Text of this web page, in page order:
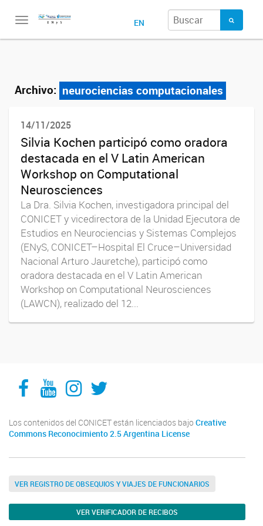
Toggle
EN
Archivo: neurociencias computacionales
14/11/2025
Silvia Kochen participó como oradora
destacada en el V Latin American
Workshop on Computational
Neurosciences
La Dra. Silvia Kochen, investigadora principal del
CONICET y vicedirectora de la Unidad Ejecutora de
Estudios en Neurociencias y Sistemas Complejos
(ENyS, CONICET–Hospital El Cruce–Universidad
Nacional Arturo Jauretche), participó como
oradora destacada en el V Latin American
Workshop on Computational Neurosciences
(LAWCN), realizado del 12...
Facebook
YouTube
Instagram
Twitter
Los contenidos del CONICET están licenciados bajo Creative
Commons Reconocimiento 2.5 Argentina License
VER REGISTRO DE OBSEQUIOS Y VIAJES DE FUNCIONARIOS
VER VERIFICADOR DE RECIBOS